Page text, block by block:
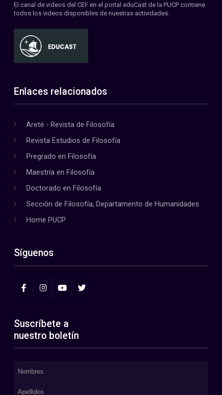
El canal de videos del CEF en el portal eduCast de la PUCP contiene
todos los videos disponibles de nuestras actividades.
Enlaces relacionados
Areté - Revista de Filosofía
Revista Estudios de Filosofía
Pregrado en Filosofía
Maestría en Filosofía
Doctorado en Filosofía
Sección de Filosofía, Departamento de Humanidades
Home PUCP
Síguenos
Suscríbete a
nuestro boletín